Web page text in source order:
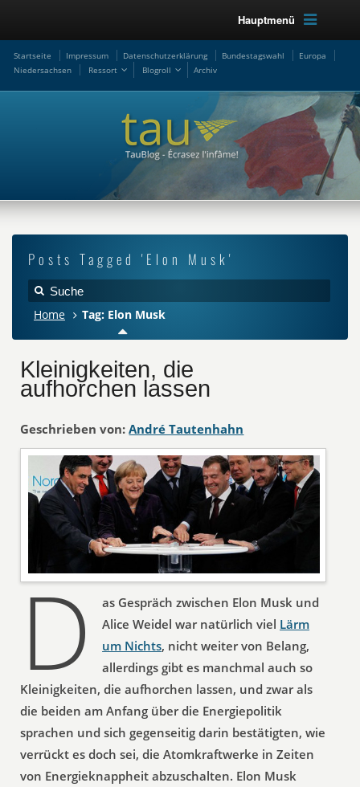
Hauptmenü
Startseite Impressum Datenschutzerklärung Bundestagswahl
Europa
Niedersachsen
Ressort Blogroll Archiv
Posts Tagged 'Elon Musk'
Home Tag: Elon Musk
Kleinigkeiten, die
aufhorchen lassen
Geschrieben von: André Tautenhahn
D
as Gespräch zwischen Elon Musk und
Alice Weidel war natürlich viel Lärm
um Nichts, nicht weiter von Belang,
allerdings gibt es manchmal auch so
Kleinigkeiten, die aufhorchen lassen, und zwar als
die beiden am Anfang über die Energiepolitik
sprachen und sich gegenseitig darin bestätigten, wie
verrückt es doch sei, die Atomkraftwerke in Zeiten
von Energieknappheit abzuschalten. Elon Musk